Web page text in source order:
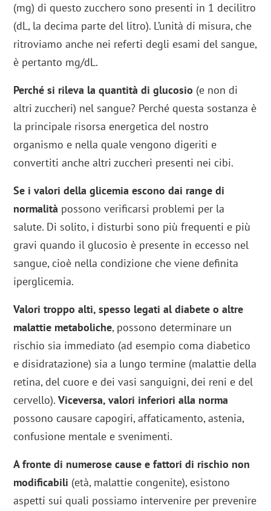
(mg) di questo zucchero sono presenti in 1 decilitro
(dL, la decima parte del litro). L’unità di misura, che
ritroviamo anche nei referti degli esami del sangue,
è pertanto mg/dL.
Perché si rileva la quantità di glucosio (e non di
altri zuccheri) nel sangue? Perché questa sostanza è
la principale risorsa energetica del nostro
organismo e nella quale vengono digeriti e
convertiti anche altri zuccheri presenti nei cibi.
Se i valori della glicemia escono dai range di
normalità possono verificarsi problemi per la
salute. Di solito, i disturbi sono più frequenti e più
gravi quando il glucosio è presente in eccesso nel
sangue, cioè nella condizione che viene definita
iperglicemia.
Valori troppo alti, spesso legati al diabete o altre
malattie metaboliche, possono determinare un
rischio sia immediato (ad esempio coma diabetico
e disidratazione) sia a lungo termine (malattie della
retina, del cuore e dei vasi sanguigni, dei reni e del
cervello). Viceversa, valori inferiori alla norma
possono causare capogiri, affaticamento, astenia,
confusione mentale e svenimenti.
A fronte di numerose cause e fattori di rischio non
modificabili (età, malattie congenite), esistono
aspetti sui quali possiamo intervenire per prevenire